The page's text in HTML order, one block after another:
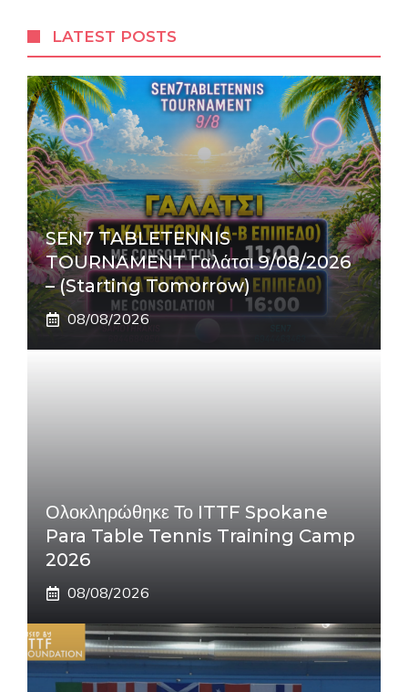
LATEST POSTS
SEN7 TABLETENNIS
TOURNAMENT Γαλάτσι 9/08/2026
– (Starting Tomorrow)
08/08/2026
Ολοκληρώθηκε Το ITTF Spokane
Para Table Tennis Training Camp
2026
08/08/2026